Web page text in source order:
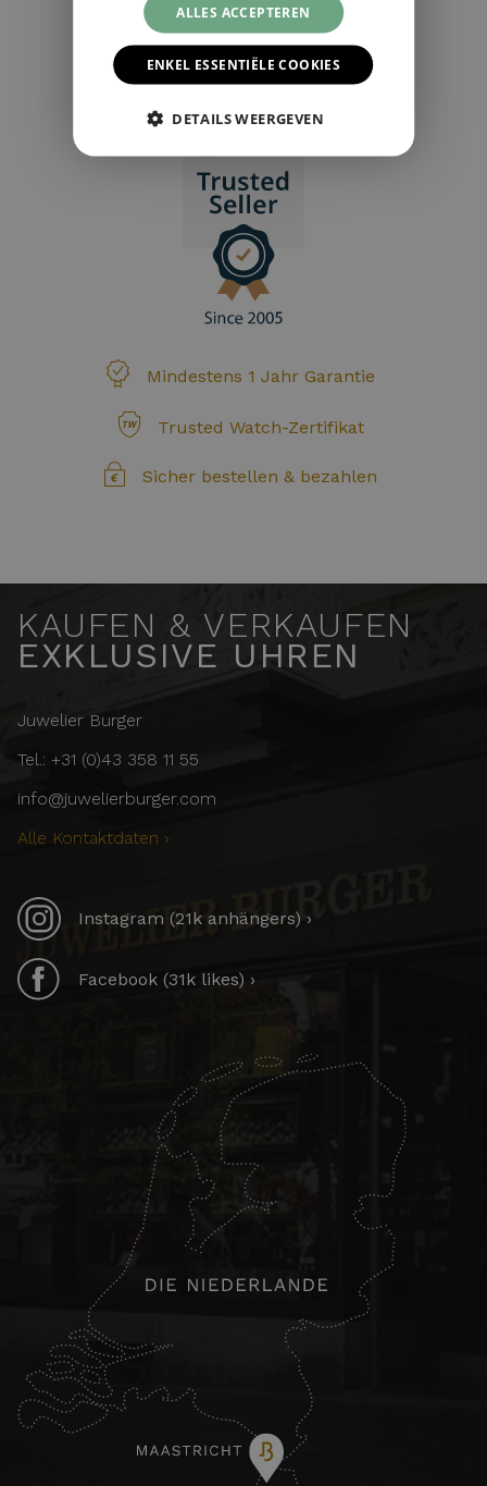
4,5 279 reviews
ALLE BEWERTUNGEN ›
Mindestens 1 Jahr Garantie
Trusted Watch-Zertifikat
Sicher bestellen & bezahlen
KAUFEN & VERKAUFEN
EXKLUSIVE UHREN
Juwelier Burger
Tel.: +31 (0)43 358 11 55
info@juwelierburger.com
Alle Kontaktdaten ›
Instagram (21k anhängers) ›
Facebook (31k likes) ›
ALLES ACCEPTEREN
ENKEL ESSENTIËLE COOKIES
DETAILS WEERGEVEN